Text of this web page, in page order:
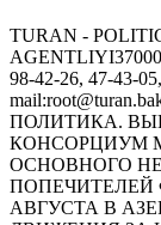
TURAN -
98-42-26, 47-43-
ПОЛИТИКА.
КОНСОРЦИУМ
ОСНОВНОГО
ПОПЕЧИТЕЛЕЙ
АВГУСТА В